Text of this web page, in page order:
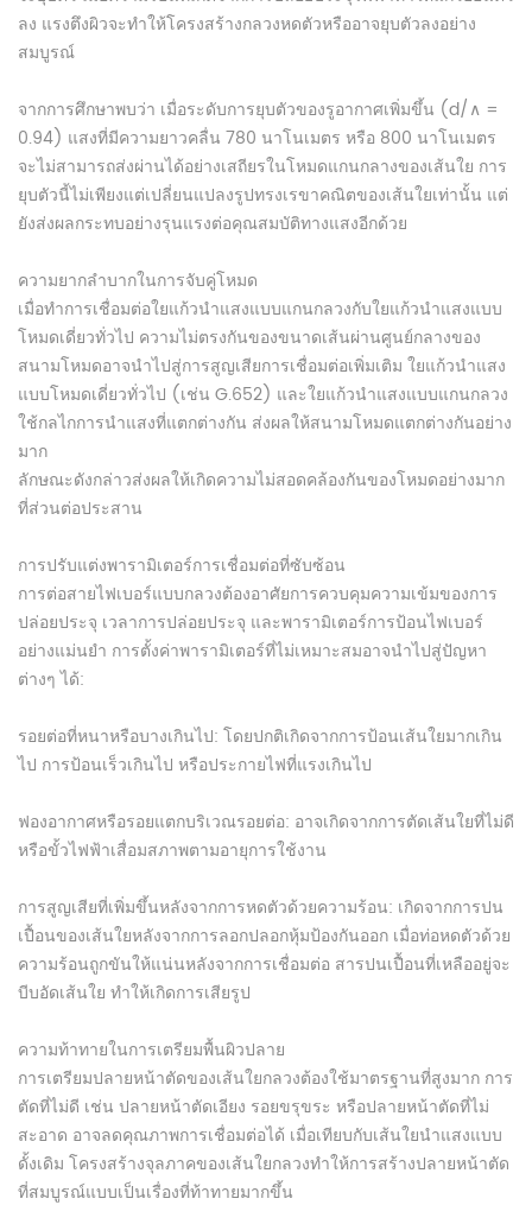
ลง แรงตึงผิวจะทำให้โครงสร้างกลวงหดตัวหรืออาจยุบตัวลงอย่าง
สมบูรณ์
จากการศึกษาพบว่า เมื่อระดับการยุบตัวของรูอากาศเพิ่มขึ้น (d/∧ =
0.94) แสงที่มีความยาวคลื่น 780 นาโนเมตร หรือ 800 นาโนเมตร
จะไม่สามารถส่งผ่านได้อย่างเสถียรในโหมดแกนกลางของเส้นใย การ
ยุบตัวนี้ไม่เพียงแต่เปลี่ยนแปลงรูปทรงเรขาคณิตของเส้นใยเท่านั้น แต่
ยังส่งผลกระทบอย่างรุนแรงต่อคุณสมบัติทางแสงอีกด้วย
ความยากลำบากในการจับคู่โหมด
เมื่อทำการเชื่อมต่อใยแก้วนำแสงแบบแกนกลวงกับใยแก้วนำแสงแบบ
โหมดเดี่ยวทั่วไป ความไม่ตรงกันของขนาดเส้นผ่านศูนย์กลางของ
สนามโหมดอาจนำไปสู่การสูญเสียการเชื่อมต่อเพิ่มเติม ใยแก้วนำแสง
แบบโหมดเดี่ยวทั่วไป (เช่น G.652) และใยแก้วนำแสงแบบแกนกลวง
ใช้กลไกการนำแสงที่แตกต่างกัน ส่งผลให้สนามโหมดแตกต่างกันอย่าง
มาก
ลักษณะดังกล่าวส่งผลให้เกิดความไม่สอดคล้องกันของโหมดอย่างมาก
ที่ส่วนต่อประสาน
การปรับแต่งพารามิเตอร์การเชื่อมต่อที่ซับซ้อน
การต่อสายไฟเบอร์แบบกลวงต้องอาศัยการควบคุมความเข้มของการ
ปล่อยประจุ เวลาการปล่อยประจุ และพารามิเตอร์การป้อนไฟเบอร์
อย่างแม่นยำ การตั้งค่าพารามิเตอร์ที่ไม่เหมาะสมอาจนำไปสู่ปัญหา
ต่างๆ ได้:
รอยต่อที่หนาหรือบางเกินไป: โดยปกติเกิดจากการป้อนเส้นใยมากเกิน
ไป การป้อนเร็วเกินไป หรือประกายไฟที่แรงเกินไป
ฟองอากาศหรือรอยแตกบริเวณรอยต่อ: อาจเกิดจากการตัดเส้นใยที่ไม่ดี
หรือขั้วไฟฟ้าเสื่อมสภาพตามอายุการใช้งาน
การสูญเสียที่เพิ่มขึ้นหลังจากการหดตัวด้วยความร้อน: เกิดจากการปน
เปื้อนของเส้นใยหลังจากการลอกปลอกหุ้มป้องกันออก เมื่อท่อหดตัวด้วย
ความร้อนถูกขันให้แน่นหลังจากการเชื่อมต่อ สารปนเปื้อนที่เหลืออยู่จะ
บีบอัดเส้นใย ทำให้เกิดการเสียรูป
ความท้าทายในการเตรียมพื้นผิวปลาย
การเตรียมปลายหน้าตัดของเส้นใยกลวงต้องใช้มาตรฐานที่สูงมาก การ
ตัดที่ไม่ดี เช่น ปลายหน้าตัดเอียง รอยขรุขระ หรือปลายหน้าตัดที่ไม่
สะอาด อาจลดคุณภาพการเชื่อมต่อได้ เมื่อเทียบกับเส้นใยนำแสงแบบ
ดั้งเดิม โครงสร้างจุลภาคของเส้นใยกลวงทำให้การสร้างปลายหน้าตัด
ที่สมบูรณ์แบบเป็นเรื่องที่ท้าทายมากขึ้น